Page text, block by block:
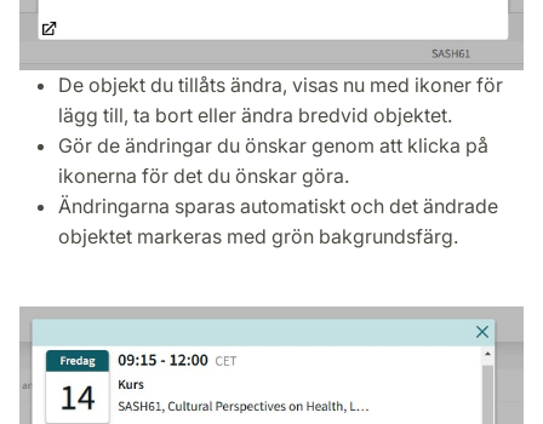
De objekt du tillåts ändra, visas nu med ikoner för
lägg till, ta bort eller ändra bredvid objektet.
Gör de ändringar du önskar genom att klicka på
ikonerna för det du önskar göra.
Ändringarna sparas automatiskt och det ändrade
objektet markeras med grön bakgrundsfärg.